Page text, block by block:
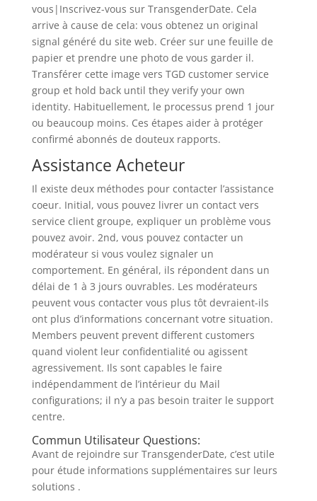
vous|Inscrivez-vous sur TransgenderDate. Cela
arrive à cause de cela: vous obtenez un original
signal généré du site web. Créer sur une feuille de
papier et prendre une photo de vous garder il.
Transférer cette image vers TGD customer service
group et hold back until they verify your own
identity. Habituellement, le processus prend 1 jour
ou beaucoup moins. Ces étapes aider à protéger
confirmé abonnés de douteux rapports.
Assistance Acheteur
Il existe deux méthodes pour contacter l’assistance
coeur. Initial, vous pouvez livrer un contact vers
service client groupe, expliquer un problème vous
pouvez avoir. 2nd, vous pouvez contacter un
modérateur si vous voulez signaler un
comportement. En général, ils répondent dans un
délai de 1 à 3 jours ouvrables. Les modérateurs
peuvent vous contacter vous plus tôt devraient-ils
ont plus d’informations concernant votre situation.
Members peuvent prevent different customers
quand violent leur confidentialité ou agissent
agressivement. Ils sont capables le faire
indépendamment de l’intérieur du Mail
configurations; il n’y a pas besoin traiter le support
centre.
Commun Utilisateur Questions:
Avant de rejoindre sur TransgenderDate, c’est utile
pour étude informations supplémentaires sur leurs
solutions .